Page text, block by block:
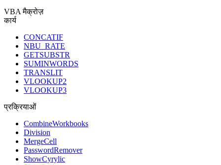
VBA मैक्रोज़
कार्य
CONCATIF
NBU_RATE
GETSUBSTR
SUMINWORDS
TRANSLIT
VLOOKUP2
VLOOKUP3
प्रक्रियाओं
CombineWorkbooks
Division
MergeCell
PasswordRemover
ShowCyrylic